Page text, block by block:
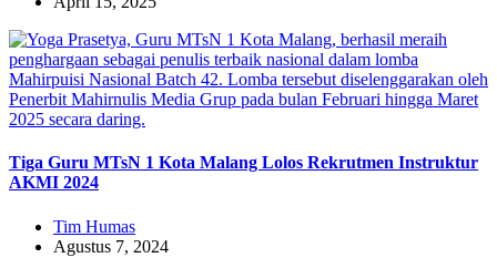
Tiga Guru MTsN 1 Kota Malang Lolos Rekrutmen Instruktur
AKMI 2024
Tim Humas
Agustus 7, 2024